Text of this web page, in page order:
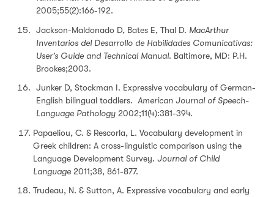
2005;55(2):166-192.
Jackson-Maldonado D, Bates E, Thal D. MacArthur
Inventarios del Desarrollo de Habilidades Comunicativas:
User’s Guide and Technical Manual. Baltimore, MD: P.H.
Brookes;2003.
Junker D, Stockman I. Expressive vocabulary of German-
English bilingual toddlers. American Journal of Speech-
Language Pathology 2002;11(4):381-394.
Papaeliou, C. & Rescorla, L. Vocabulary development in
Greek children: A cross-linguistic comparison using the
Language Development Survey. Journal of Child
Language 2011;38, 861-877.
Trudeau, N. & Sutton, A. Expressive vocabulary and early